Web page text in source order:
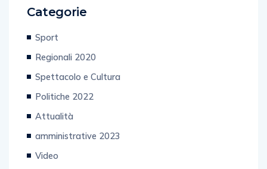
Regionali 2020
Spettacolo e Cultura
Politiche 2022
Attualità
amministrative 2023
Video
Tech